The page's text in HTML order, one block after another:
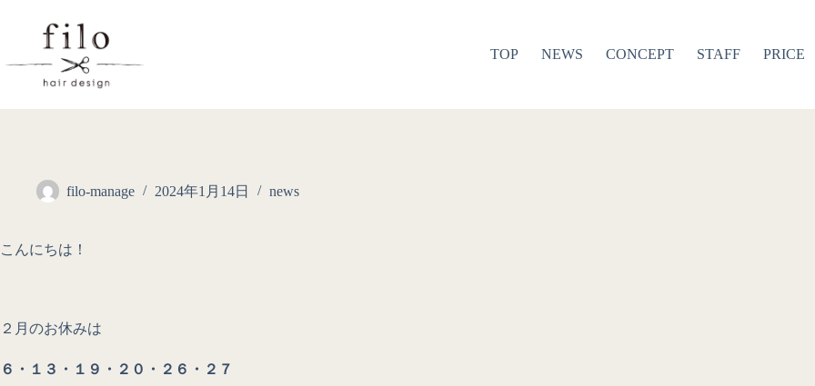
TOP NEWS CONCEPT STAFF PRICE
filo-manage 2024年1月14日 news
こんにちは！
２月のお休みは
６・１３・１９・２０・２６・２７